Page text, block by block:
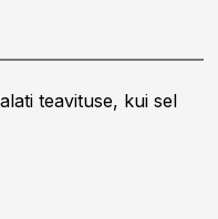
teavituse, kui sel